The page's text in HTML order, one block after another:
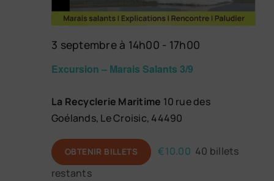
Excursion – Marais Salants 3/9
3 septembre à 14h00 - 17h00
La Recyclerie Maritime 10 rue des
Goélands, Le Croisic, 44490
OBTENIR BILLETS €10.00 40 billets
restants